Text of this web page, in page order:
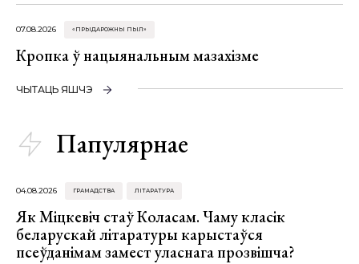
07.08.2026 «ПРЫДАРОЖНЫ ПЫЛ»
Кропка ў нацыянальным мазахізме
ЧЫТАЦЬ ЯШЧЭ
Папулярнае
04.08.2026 ГРАМАДСТВА ЛІТАРАТУРА
Як Міцкевіч стаў Коласам. Чаму класік
беларускай літаратуры карыстаўся
псеўданімам замест уласнага прозвішча?